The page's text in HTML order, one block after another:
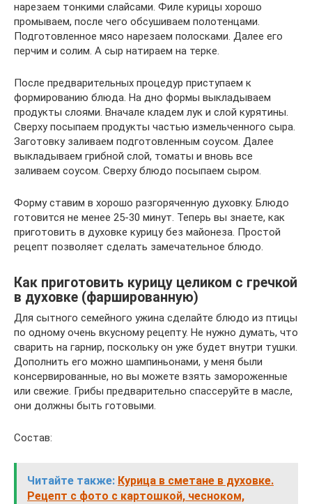
нарезаем тонкими слайсами. Филе курицы хорошо
промываем, после чего обсушиваем полотенцами.
Подготовленное мясо нарезаем полосками. Далее его
перчим и солим. А сыр натираем на терке.
После предварительных процедур приступаем к
формированию блюда. На дно формы выкладываем
продукты слоями. Вначале кладем лук и слой курятины.
Сверху посыпаем продукты частью измельченного сыра.
Заготовку заливаем подготовленным соусом. Далее
выкладываем грибной слой, томаты и вновь все
заливаем соусом. Сверху блюдо посыпаем сыром.
Форму ставим в хорошо разгоряченную духовку. Блюдо
готовится не менее 25-30 минут. Теперь вы знаете, как
приготовить в духовке курицу без майонеза. Простой
рецепт позволяет сделать замечательное блюдо.
Как приготовить курицу целиком с гречкой
в духовке (фаршированную)
Для сытного семейного ужина сделайте блюдо из птицы
по одному очень вкусному рецепту. Не нужно думать, что
сварить на гарнир, поскольку он уже будет внутри тушки.
Дополнить его можно шампиньонами, у меня были
консервированные, но вы можете взять замороженные
или свежие. Грибы предварительно спассеруйте в масле,
они должны быть готовыми.
Состав:
Читайте также: Курица в сметане в духовке.
Рецепт с фото с картошкой, чесноком,